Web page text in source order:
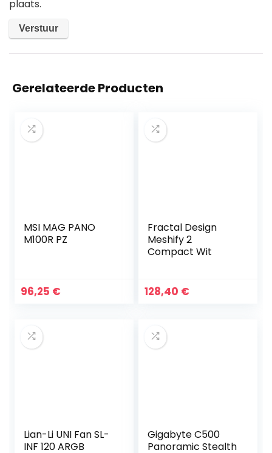
plaats.
Gerelateerde Producten
MSI MAG PANO
M100R PZ
96,25 €
Fractal Design
Meshify 2
Compact Wit
128,40 €
Lian-Li UNI Fan SL-
INF 120 ARGB
Gigabyte C500
Panoramic Stealth